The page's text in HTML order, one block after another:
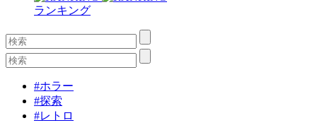
ランキング
#ホラー
#探索
#レトロ